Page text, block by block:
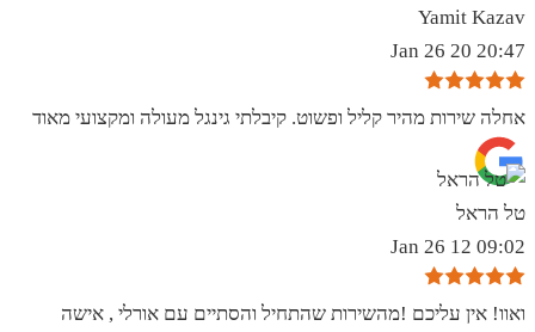
Yamit Kazav
20:47 20 Jan 26
אחלה שירות מהיר קליל ופשוט. קיבלתי גינגל מעולה ומקצועי מאוד
טל הראל
09:02 12 Jan 26
ואוו! אין עליכם !מהשירות שהתחיל והסתיים עם אורלי , אישה